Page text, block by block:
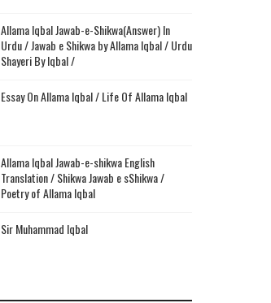
Allama Iqbal Jawab-e-Shikwa(Answer) In
Urdu / Jawab e Shikwa by Allama Iqbal / Urdu
Shayeri By Iqbal /
Essay On Allama Iqbal / Life Of Allama Iqbal
Allama Iqbal Jawab-e-shikwa English
Translation / Shikwa Jawab e sShikwa /
Poetry of Allama Iqbal
Sir Muhammad Iqbal